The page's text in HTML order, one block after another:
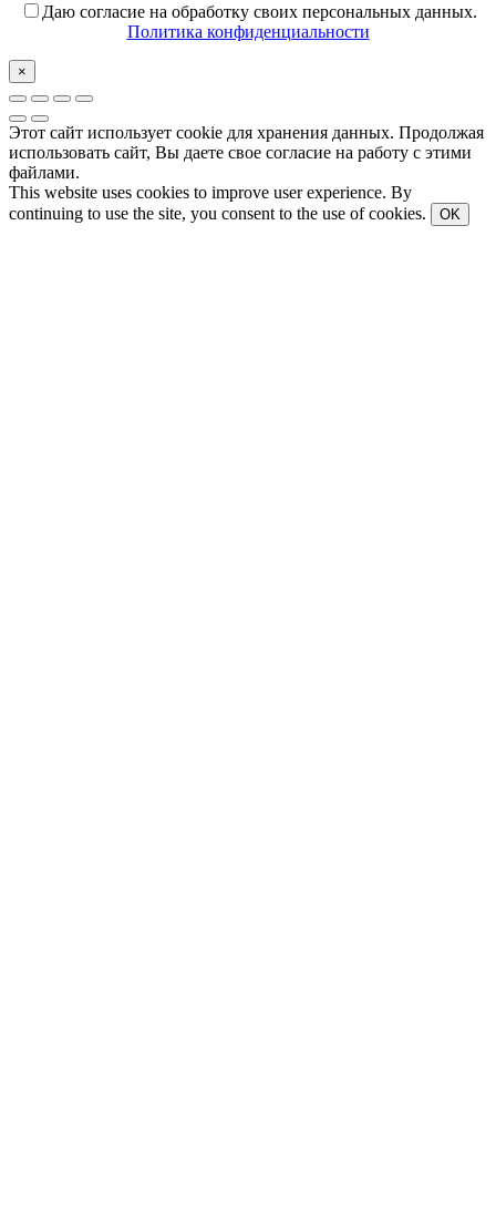
Даю согласие на обработку своих персональных данных.
Политика конфиденциальности
×
Этот сайт использует cookie для хранения данных. Продолжая
использовать сайт, Вы даете свое согласие на работу с этими
файлами.
This website uses cookies to improve user experience. By
continuing to use the site, you consent to the use of cookies.
OK